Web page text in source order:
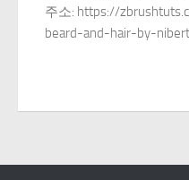
주소: https://
beard-and-hair-by-